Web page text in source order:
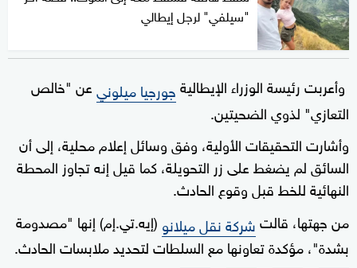
"سيلفي" لرجل إيطالي
وأعربت رئيسة الوزراء الإيطاليةجورجيا ميلونيعن "خالص
التعازي" لذوي الضحيتين.
وأشارت التحقيقات الأولية، وفق وسائل إعلام محلية، إلى أن
السائق لم يضغط على زر التحويلة، كما قيل إنه تجاوز المحطة
النهائية للخط قبل وقوع الحادث.
من جهتها، قالتشركة نقل ميلانو (إيه.تي.إم) إنها "مصدومة
بشدة"، مؤكدة تعاونها مع السلطات لتحديد ملابسات الحادث.